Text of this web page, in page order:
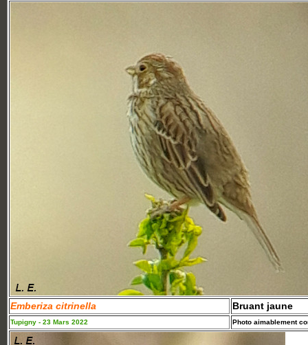
Emberiza citrinella Bruant jaune
Tupigny - 23 Mars 2022 Photo aimablement